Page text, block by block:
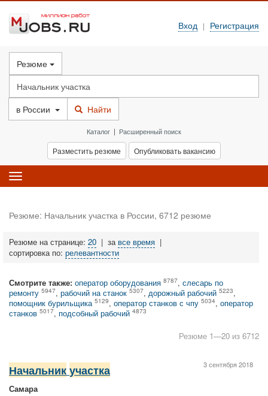
Вход | Регистрация
Резюме
в России Найти
Каталог | Расширенный поиск
Разместить резюме Опубликовать вакансию
Toggle
navigation
Резюме: Начальник участка в России, 6712 резюме
Резюме на странице: 20 | за все время |
сортировка по: релевантности
Смотрите также: оператор оборудования 8787, слесарь по
ремонту 5947, рабочий на станок 5307, дорожный рабочий 5223,
помощник бурильщика 5129, оператор станков с чпу 5034, оператор
станков 5017, подсобный рабочий 4873
Резюме 1—20 из 6712
3 сентября 2018
Начальник участка
Самара